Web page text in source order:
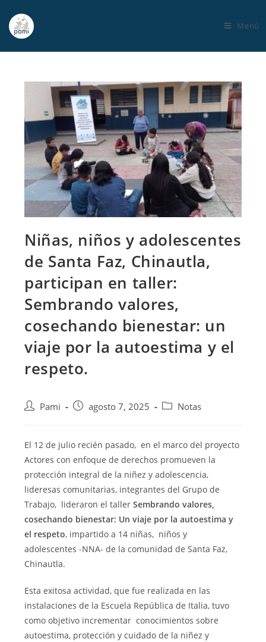
Menú
Niñas, niños y adolescentes
de Santa Faz, Chinautla,
participan en taller:
Sembrando valores,
cosechando bienestar: un
viaje por la autoestima y el
respeto.
Pami agosto 7, 2025 Notas
El 12 de julio recién pasado, en el marco del proyecto
Actores con enfoque de derechos promueven la
protección integral de la niñez y adolescencia,
lideresas comunitarias, integrantes del Grupo de
Trabajo, lideraron el tallerSembrando valores,
cosechando bienestar: Un viaje por la autoestima y
el respeto, impartido a 14 niñas, niños y
adolescentes -NNA- de la comunidad de Santa Faz,
Chinautla.
Esta exitosa actividad, que fue realizada en las
instalaciones de la Escuela República de Italia, tuvo
como objetivo incrementar conocimientos sobre
autoestima, protección y cuidado de la niñez y